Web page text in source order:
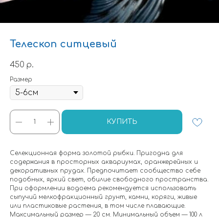
Телескоп ситцевый
450 р.
Размер
КУПИТЬ
Селекционная форма золотой рыбки. Пригодна для
содержания в просторных аквариумах, оранжерейных и
декоративных прудах. Предпочитает сообщество себе
подобных, яркий свет, обилие свободного пространства.
При оформлении водоема рекомендуется использовать
сыпучий мелкофракционный грунт, камни, коряги, живые
или пластиковые растения, в том числе плавающие.
Максимальный размер — 20 см. Минимальный объем — 100 л